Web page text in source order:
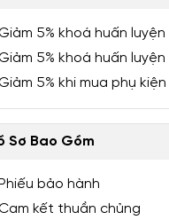
5% khoá huấn
5% khoá huấn
5% khi mua phụ kiện
Sơ Bao Gồm
Phiếu bảo hành
kết thuần chủng